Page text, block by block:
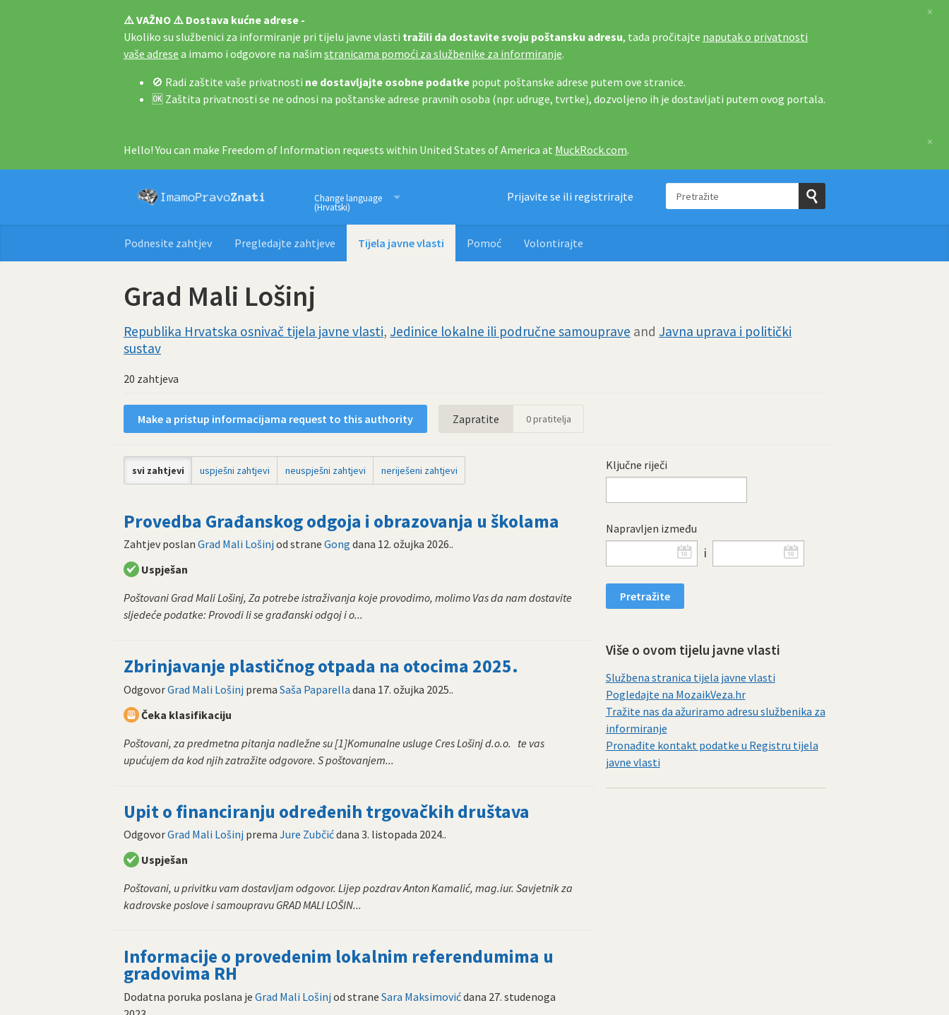
⚠️ VAŽNO ⚠️ Dostava kućne adrese -
Ukoliko su službenici za informiranje pri tijelu javne vlasti tražili da dostavite svoju poštansku adresu, tada pročitajte naputak o privatnosti
vaše adrese a imamo i odgovore na našim stranicama pomoći za službenike za informiranje.
🚫 Radi zaštite vaše privatnosti ne dostavljajte osobne podatke poput poštanske adrese putem ove stranice.
🆗 Zaštita privatnosti se ne odnosi na poštanske adrese pravnih osoba (npr. udruge, tvrtke), dozvoljeno ih je dostavljati putem ovog portala.
×
Hello! You can make Freedom of Information requests within United States of America at MuckRock.com.
×
Imamo pravo znati
Change language
(Hrvatski)
Prijavite se ili registrirajte Pretražite
Pošaljite
Podnesite zahtjev Pregledajte zahtjeve Tijela javne vlasti Pomoć Volontirajte
Grad Mali Lošinj
Republika Hrvatska osnivač tijela javne vlasti, Jedinice lokalne ili područne samouprave and Javna uprava i politički
sustav
20 zahtjeva
Make a pristup informacijama request to this authority Zapratite 0pratitelja
svi zahtjevi uspješni zahtjevi neuspješni zahtjevi neriješeni zahtjevi
Provedba Građanskog odgoja i obrazovanja u školama
Zahtjev poslan Grad Mali Lošinj od strane Gong dana 12. ožujka 2026..
Uspješan
Poštovani Grad Mali Lošinj, Za potrebe istraživanja koje provodimo, molimo Vas da nam dostavite
sljedeće podatke: Provodi li se građanski odgoj i o...
Zbrinjavanje plastičnog otpada na otocima 2025.
OdgovorGrad Mali Lošinj prema Saša Paparella dana 17. ožujka 2025..
Čeka klasifikaciju
Poštovani, za predmetna pitanja nadležne su [1]Komunalne usluge Cres Lošinj d.o.o. te vas
upućujem da kod njih zatražite odgovore. S poštovanjem...
Upit o financiranju određenih trgovačkih društava
OdgovorGrad Mali Lošinj prema Jure Zubčićdana 3. listopada 2024..
Uspješan
Poštovani, u privitku vam dostavljam odgovor. Lijep pozdrav Anton Kamalić, mag.iur. Savjetnik za
kadrovske poslove i samoupravu GRAD MALI LOŠIN...
Informacije o provedenim lokalnim referendumima u
gradovima RH
Dodatna poruka poslana je Grad Mali Lošinj od strane Sara Maksimovićdana 27. studenoga
Ključne riječi
Napravljen između
i
Više o ovom tijelu javne vlasti
Službena stranica tijela javne vlasti
Pogledajte na MozaikVeza.hr
Tražite nas da ažuriramo adresu službenika za
informiranje
Pronađite kontakt podatke u Registru tijela
javne vlasti